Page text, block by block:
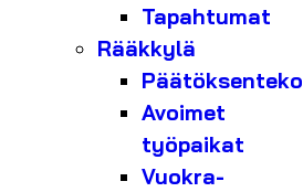
Tapahtumat
Rääkkylä
Päätöksenteko
Avoimet
työpaikat
Vuokra-